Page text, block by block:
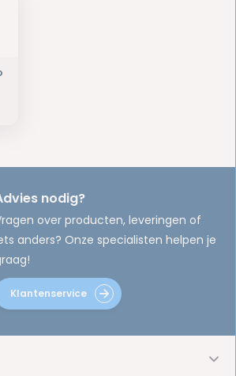
nodig?
over producten, leveringen of
anders? Onze specialisten helpen je
Klantenservice